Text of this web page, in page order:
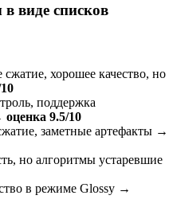
виде списков
сжатие, хорошее качество, но
поддержка
оценка 9.5/10
заметные артефакты →
но алгоритмы устаревшие
в режиме Glossy →